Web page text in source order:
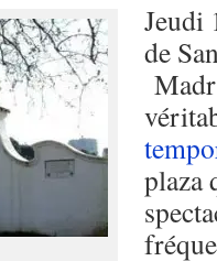
de
plaza